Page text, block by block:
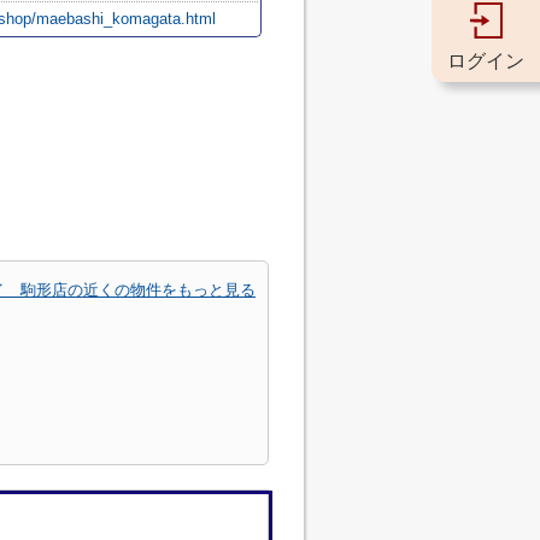
maebashi_komagata.html
駒形店の近くの物件をもっと見る
ログイン